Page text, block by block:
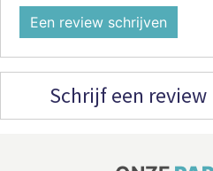
Een review schrijven
Schrijf een review